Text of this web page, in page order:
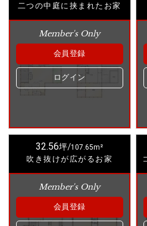
二つの中庭に挟まれたお家
Member's Only
会員登録
ログイン
32.56坪/107.65m²
吹き抜けが広がるお家
Member's Only
会員登録